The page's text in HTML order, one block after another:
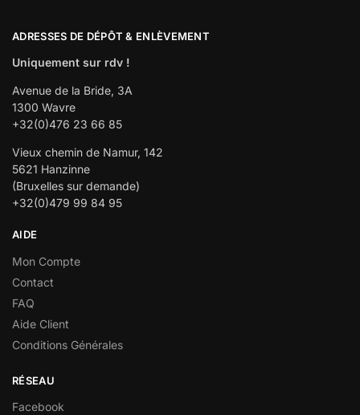
ADRESSES DE DÉPÔT & ENLÈVEMENT
Uniquement sur rdv !
Avenue de la Bride, 3A
1300 Wavre
+32(0)476 23 66 85
Vieux chemin de Namur, 142
5621 Hanzinne
(Bruxelles sur demande)
+32(0)479 99 84 95
AIDE
Mon Compte
Contact
FAQ
Aide Client
Conditions Générales
RÉSEAU
Facebook